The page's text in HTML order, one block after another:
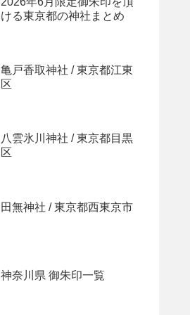
ける東京都の神社まとめ
亀戸香取神社 / 東京都江東
区
八雲氷川神社 / 東京都目黒
区
田無神社 / 東京都西東京市
神奈川県 御朱印一覧